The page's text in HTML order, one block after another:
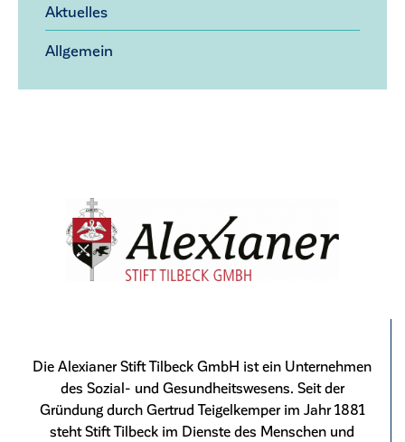
Aktuelles
Allgemein
Die Alexianer Stift Tilbeck GmbH ist ein Unternehmen
des Sozial- und Gesundheitswesens. Seit der
Gründung durch Gertrud Teigelkemper im Jahr 1881
steht Stift Tilbeck im Dienste des Menschen und